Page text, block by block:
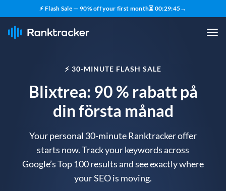
⚡ Flash Sale — 90% off your first month⏳ 00:29:44→
⚡ 30-MINUTE FLASH SALE
Blixtrea: 90 % rabatt på
din första månad
Your personal 30-minute Ranktracker offer
starts now. Track your keywords across
Google’s Top 100 results and see exactly where
your SEO is moving.